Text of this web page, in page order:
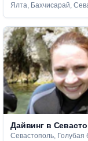
Ялта, Бахчисарай,
Дайвинг в
Севастополь, Голубая